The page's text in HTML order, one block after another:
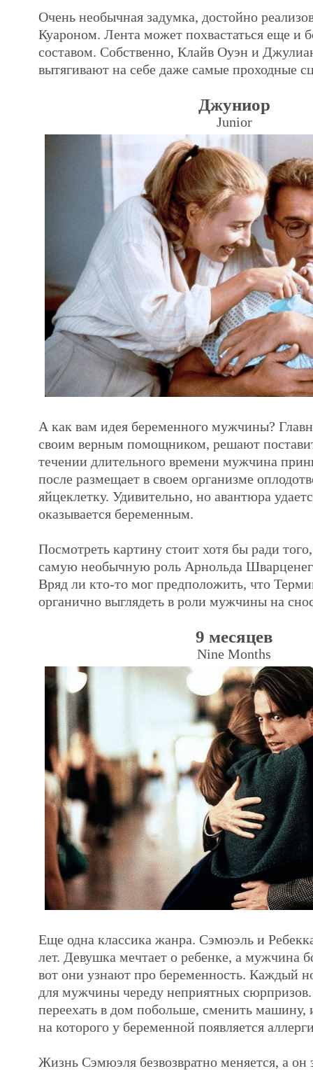
Очень необычная задумка, достойно
Куароном. Лента может похвастаться еще и
составом. Собственно, Клайв Оуэн и
вытягивают на себе даже самые проходные
Джуниор
Junior
А как вам идея беременного мужчины?
своим верным помощником, решают
течении длительного времени мужчина
после размещает в своем организме
яйцеклетку. Удивительно, но авантюра
оказывается беременным.
Посмотреть картину стоит хотя бы ради
самую необычную роль Арнольда
Вряд ли кто-то мог предположить, что
органично выглядеть в роли мужчины на
9 месяцев
Nine Months
Еще одна классика жанра. Сэмюэль и
лет. Девушка мечтает о ребенке, а мужчина
вот они узнают про беременность. Каждый
для мужчины череду неприятных
переехать в дом побольше, сменить машину,
на которого у беременной появляется
Жизнь Сэмюэля безвозвратно меняется, а он